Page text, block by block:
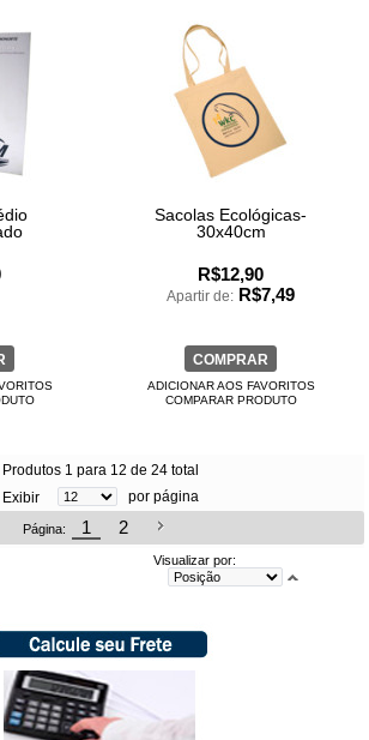
Sacolas Ecológicas-
30x40cm
R$12,90
Apartir de: R$7,49
COMPRAR
ADICIONAR AOS FAVORITOS
COMPARAR PRODUTO
Produtos 1 para 12 de 24 total
Exibir
por página
Página: 1 2
Visualizar por: